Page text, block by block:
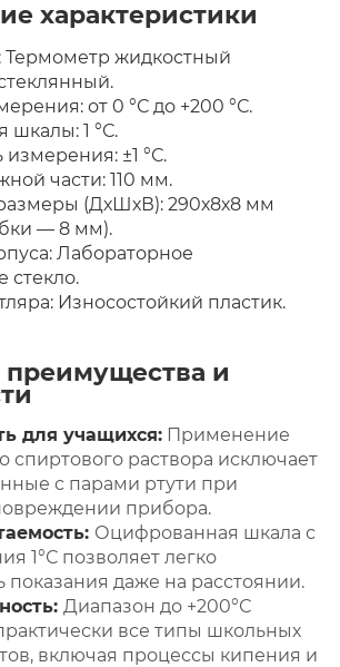
характеристики
Термометр жидкостный
от 0 °С до +200 °С.
шкалы: 1 °С.
±1 °С.
части: 110 мм.
(ДхШхВ): 290х8х8 мм
— 8 мм).
Лабораторное
стекло.
Износостойкий пластик.
и
для учащихся: Применение
спиртового раствора исключает
с парами ртути при
прибора.
Оцифрованная шкала с
1°С позволяет легко
показания даже на расстоянии.
Диапазон до +200°С
все типы школьных
включая процессы кипения и